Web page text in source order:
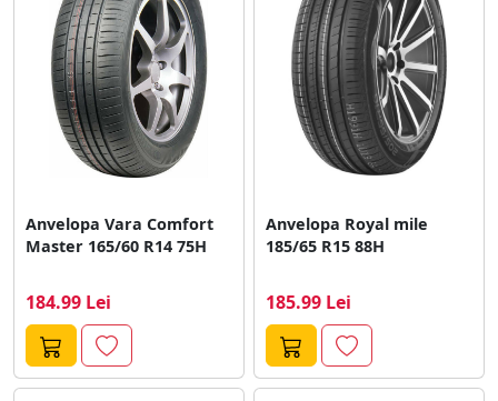
Anvelopa Vara Comfort
Master 165/60 R14 75H
184.99 Lei
Anvelopa Royal mile
185/65 R15 88H
185.99 Lei